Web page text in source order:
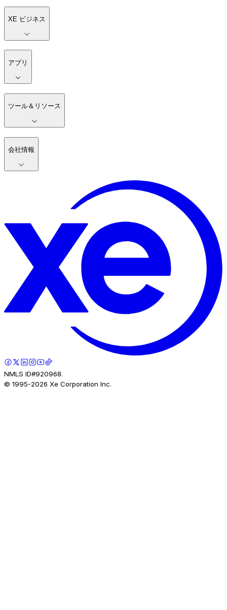
XE ビジネス
アプリ
ツール＆リソース
会社情報
NMLS ID#920968.
© 1995-2026 Xe Corporation Inc.